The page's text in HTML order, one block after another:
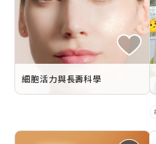
細胞活力與長壽科學